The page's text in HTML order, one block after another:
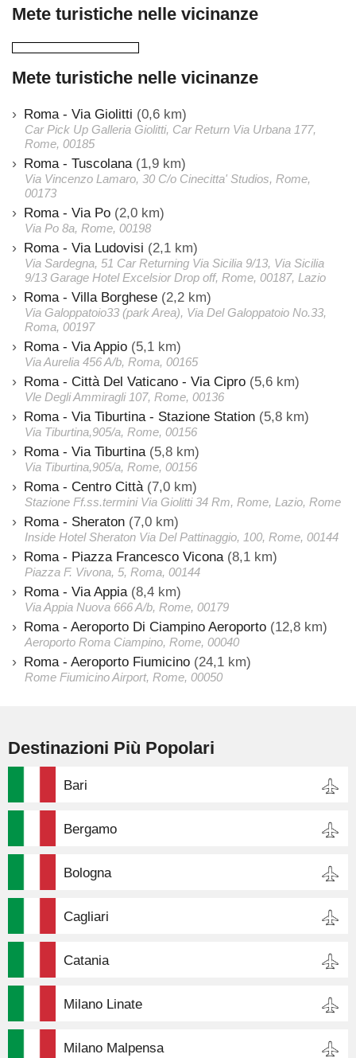
Mete turistiche nelle vicinanze
Mete turistiche nelle vicinanze
Roma - Via Giolitti (0,6 km)
Car Pick Up Galleria Giolitti, Car Return Via Urbana 177,
Rome, 00185
Roma - Tuscolana (1,9 km)
Via Vincenzo Lamaro, 30 C/o Cinecitta' Studios, Rome,
00173
Roma - Via Po (2,0 km)
Via Po 8a, Rome, 00198
Roma - Via Ludovisi (2,1 km)
Via Sardegna, 51 Car Returning Via Sicilia 9/13, Via Sicilia
9/13 Garage Hotel Excelsior Drop off, Rome, 00187, Lazio
Roma - Villa Borghese (2,2 km)
Via Galoppatoio33 (park Area), Via Del Galoppatoio No.33,
Roma, 00197
Roma - Via Appio (5,1 km)
Via Aurelia 456 A/b, Roma, 00165
Roma - Città Del Vaticano - Via Cipro (5,6 km)
Vle Degli Ammiragli 107, Rome, 00136
Roma - Via Tiburtina - Stazione Station (5,8 km)
Via Tiburtina,905/a, Rome, 00156
Roma - Via Tiburtina (5,8 km)
Via Tiburtina,905/a, Rome, 00156
Roma - Centro Città (7,0 km)
Stazione Ff.ss.termini Via Giolitti 34 Rm, Rome, Lazio, Rome
Roma - Sheraton (7,0 km)
Inside Hotel Sheraton Via Del Pattinaggio, 100, Rome, 00144
Roma - Piazza Francesco Vicona (8,1 km)
Piazza F. Vivona, 5, Roma, 00144
Roma - Via Appia (8,4 km)
Via Appia Nuova 666 A/b, Rome, 00179
Roma - Aeroporto Di Ciampino Aeroporto (12,8 km)
Aeroporto Roma Ciampino, Rome, 00040
Roma - Aeroporto Fiumicino (24,1 km)
Rome Fiumicino Airport, Rome, 00050
Destinazioni Più Popolari
Bari
Bergamo
Bologna
Cagliari
Catania
Milano Linate
Milano Malpensa